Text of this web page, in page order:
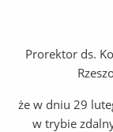
Prorektor ds.
że w dniu 29
w trybie